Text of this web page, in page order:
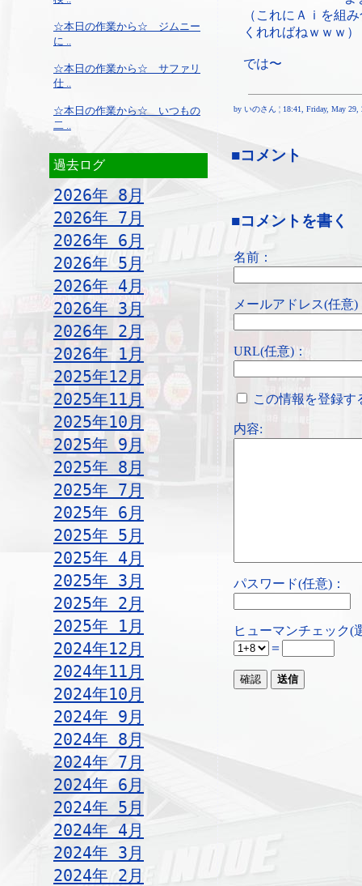
☆本日の作業から☆ ジムニー
に ..
☆本日の作業から☆ サファリ
仕 ..
☆本日の作業から☆ いつもの
二 ..
過去ログ
2026年 8月
2026年 7月
2026年 6月
2026年 5月
2026年 4月
2026年 3月
2026年 2月
2026年 1月
2025年12月
2025年11月
2025年10月
2025年 9月
2025年 8月
2025年 7月
2025年 6月
2025年 5月
2025年 4月
2025年 3月
2025年 2月
2025年 1月
2024年12月
2024年11月
2024年10月
2024年 9月
2024年 8月
2024年 7月
2024年 6月
2024年 5月
2024年 4月
2024年 3月
2024年 2月
（これにＡｉを組
くれればねｗｗｗ）
では〜
by いのさん ¦ 18:41, Friday, May 29,
■コメント
■コメントを書く
名前：
メールアドレス(任意)
URL(任意)：
この情報を登録す
内容:
パスワード(任意)：
ヒューマンチェック(
＝